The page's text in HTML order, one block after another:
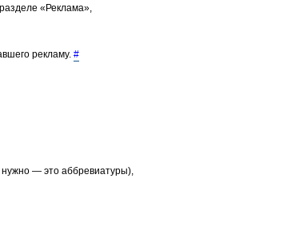
«Реклама»,
рекламу. #
— это аббревиатуры),